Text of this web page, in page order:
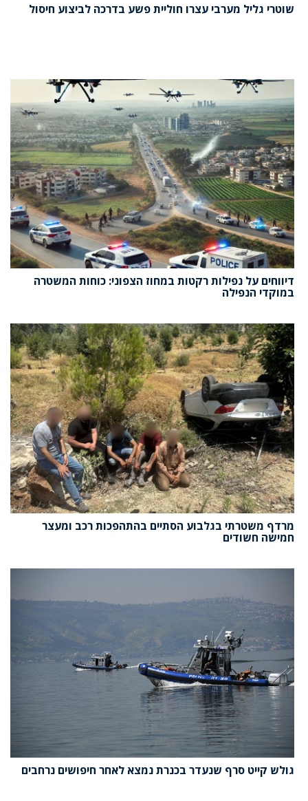
שוטרי גליל מערבי עצרו חוליית פשע בדרכה לביצוע חיסול
דיווחים על נפילות רקטות במחוז הצפוני: כוחות המשטרה
במוקדי הנפילה
מרדף משטרתי בגלבוע הסתיים בהתהפכות רכב ומעצר
חמישה חשודים
גולש קייט סרף שנעדר בכנרת נמצא לאחר חיפושים נרחבים